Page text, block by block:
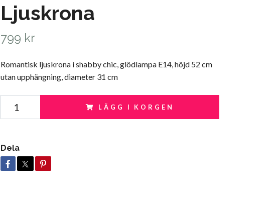
Ljuskrona
799 kr
Romantisk ljuskrona i shabby chic, glödlampa E14, höjd 52 cm
utan upphängning, diameter 31 cm
LÄGG I KORGEN
Dela